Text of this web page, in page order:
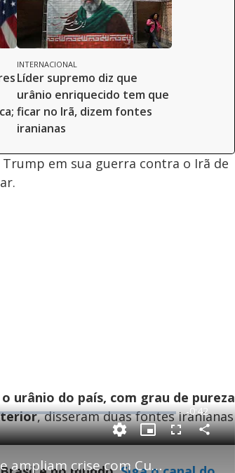
INTERNACIONAL
Líder supremo diz que
urânio enriquecido tem que
ficar no Irã, dizem fontes
iranianas
em sua guerra contra o Irã de
urânio do país, com grau de pureza
, disseram duas fontes iranianas
EUA indiciam Raúl Castro por homicídio e ampliam crise com Cuba
R
e
m
-0:42
P
i
t
u
F
u
s
C
o
a